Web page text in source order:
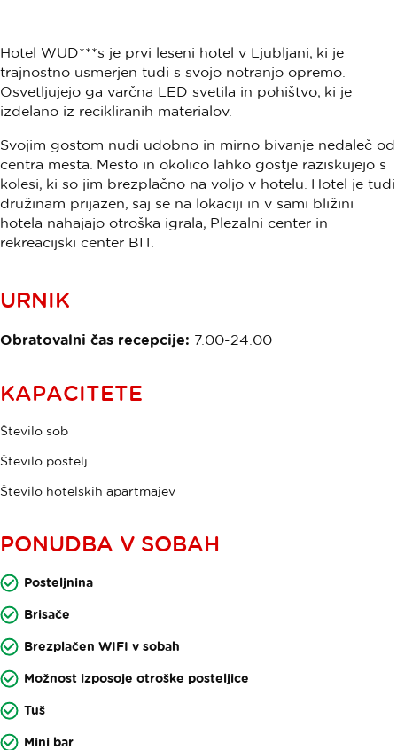
Hotel WUD***s je prvi leseni hotel v Ljubljani, ki je
trajnostno usmerjen tudi s svojo notranjo opremo.
Osvetljujejo ga varčna LED svetila in pohištvo, ki je
izdelano iz recikliranih materialov.
Svojim gostom nudi udobno in mirno bivanje nedaleč od
centra mesta. Mesto in okolico lahko gostje raziskujejo s
kolesi, ki so jim brezplačno na voljo v hotelu. Hotel je tudi
družinam prijazen, saj se na lokaciji in v sami bližini
hotela nahajajo otroška igrala, Plezalni center in
rekreacijski center BIT.
URNIK
Obratovalni čas recepcije: 7.00-24.00
KAPACITETE
Število sob
Število postelj
Število hotelskih apartmajev
PONUDBA V SOBAH
Posteljnina
Brisače
Brezplačen WIFI v sobah
Možnost izposoje otroške posteljice
Tuš
Mini bar